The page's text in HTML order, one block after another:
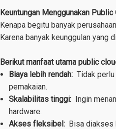
Keuntungan Menggunakan
Kenapa begitu banyak
Karena banyak keunggulan
Berikut manfaat utama public
Biaya lebih rendah: Tidak
pemakaian.
Skalabilitas tinggi: Ingin
hardware.
Akses fleksibel: Bisa diakses